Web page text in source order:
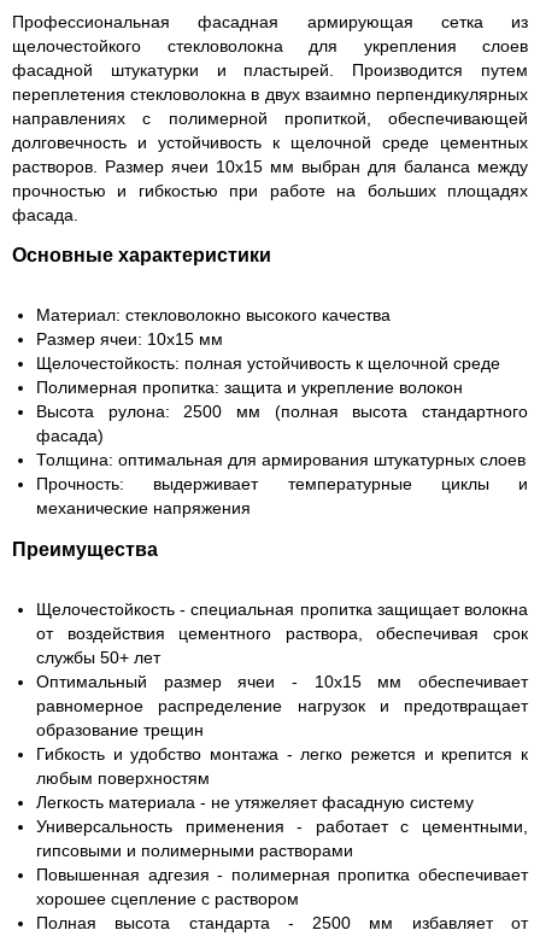
Профессиональная фасадная армирующая сетка из
щелочестойкого стекловолокна для укрепления слоев
фасадной штукатурки и пластырей. Производится путем
переплетения стекловолокна в двух взаимно перпендикулярных
направлениях с полимерной пропиткой, обеспечивающей
долговечность и устойчивость к щелочной среде цементных
растворов. Размер ячеи 10x15 мм выбран для баланса между
прочностью и гибкостью при работе на больших площадях
фасада.
Основные характеристики
Материал: стекловолокно высокого качества
Размер ячеи: 10x15 мм
Щелочестойкость: полная устойчивость к щелочной среде
Полимерная пропитка: защита и укрепление волокон
Высота рулона: 2500 мм (полная высота стандартного
фасада)
Толщина: оптимальная для армирования штукатурных слоев
Прочность: выдерживает температурные циклы и
механические напряжения
Преимущества
Щелочестойкость - специальная пропитка защищает волокна
от воздействия цементного раствора, обеспечивая срок
службы 50+ лет
Оптимальный размер ячеи - 10x15 мм обеспечивает
равномерное распределение нагрузок и предотвращает
образование трещин
Гибкость и удобство монтажа - легко режется и крепится к
любым поверхностям
Легкость материала - не утяжеляет фасадную систему
Универсальность применения - работает с цементными,
гипсовыми и полимерными растворами
Повышенная адгезия - полимерная пропитка обеспечивает
хорошее сцепление с раствором
Полная высота стандарта - 2500 мм избавляет от